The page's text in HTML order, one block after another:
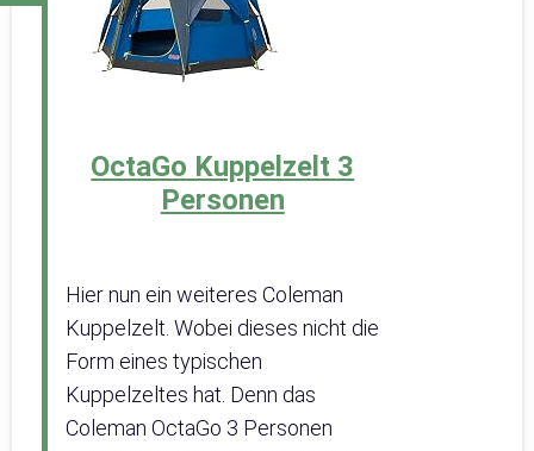
OctaGo Kuppelzelt 3
Personen
Hier nun ein weiteres Coleman
Kuppelzelt. Wobei dieses nicht die
Form eines typischen
Kuppelzeltes hat. Denn das
Coleman OctaGo 3 Personen